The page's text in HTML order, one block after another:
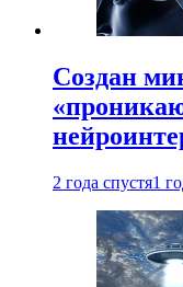
Создан
2 года спустя1